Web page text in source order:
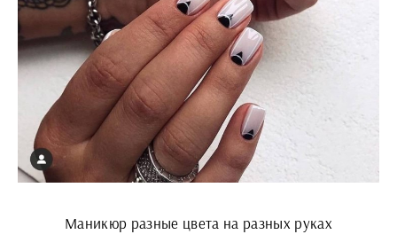
Маникюр разные цвета на разных руках